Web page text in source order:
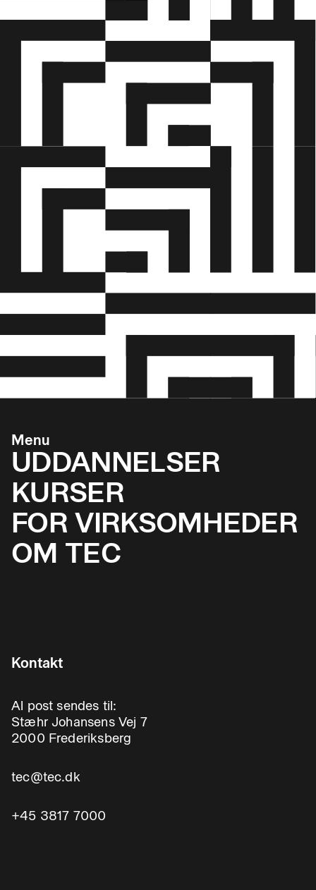
Menu
UDDANNELSER
KURSER
FOR VIRKSOMHEDER
OM TEC
Kontakt
Al post sendes til:
Stæhr Johansens Vej 7
2000 Frederiksberg
tec@tec.dk
+45 3817 7000